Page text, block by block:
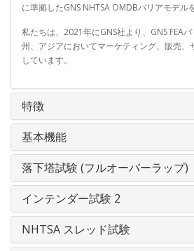
に準拠したGNS NHTSA OMDBバリアモデル
私たちは、2021年にGNS社より、GNS FEA
州、アジアにおいてマーケティング、販売、
しています。
特徴
基本機能
落下塔試験 (フルオーバーラップ)
インテンダー試験 2
NHTSA スレッド試験